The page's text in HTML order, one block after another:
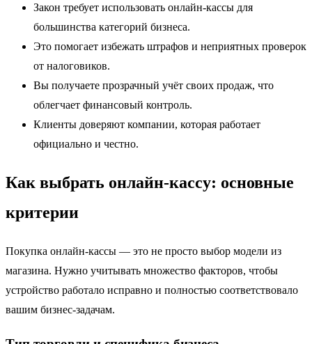
Закон требует использовать онлайн-кассы для
большинства категорий бизнеса.
Это помогает избежать штрафов и неприятных проверок
от налоговиков.
Вы получаете прозрачный учёт своих продаж, что
облегчает финансовый контроль.
Клиенты доверяют компании, которая работает
официально и честно.
Как выбрать онлайн-кассу: основные
критерии
Покупка онлайн-кассы — это не просто выбор модели из
магазина. Нужно учитывать множество факторов, чтобы
устройство работало исправно и полностью соответствовало
вашим бизнес-задачам.